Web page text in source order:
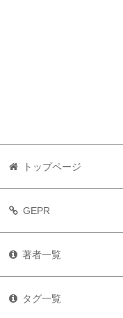
トップページ
GEPR
著者一覧
タグ一覧